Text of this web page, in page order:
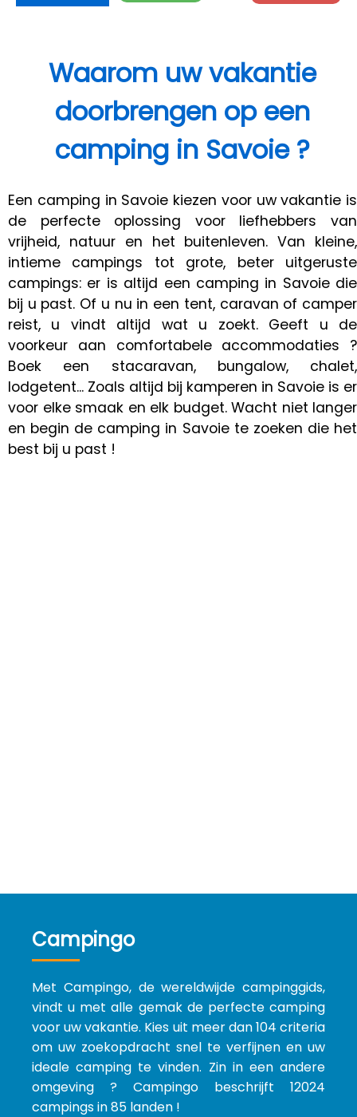
Waarom uw vakantie
doorbrengen op een
camping in Savoie ?
Een camping in Savoie kiezen voor uw vakantie is
de perfecte oplossing voor liefhebbers van
vrijheid, natuur en het buitenleven. Van kleine,
intieme campings tot grote, beter uitgeruste
campings: er is altijd een camping in Savoie die
bij u past. Of u nu in een tent, caravan of camper
reist, u vindt altijd wat u zoekt. Geeft u de
voorkeur aan comfortabele accommodaties ?
Boek een stacaravan, bungalow, chalet,
lodgetent... Zoals altijd bij kamperen in Savoie is er
voor elke smaak en elk budget. Wacht niet langer
en begin de camping in Savoie te zoeken die het
best bij u past !
Campingo
Met Campingo, de wereldwijde campinggids,
vindt u met alle gemak de perfecte camping
voor uw vakantie. Kies uit meer dan 104 criteria
om uw zoekopdracht snel te verfijnen en uw
ideale camping te vinden. Zin in een andere
omgeving ? Campingo beschrijft 12024
campings in 85 landen !